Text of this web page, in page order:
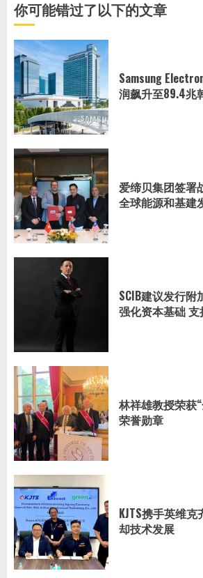
你可能错过了以下的文章
Samsung
润飙升至89.4兆
爱缔贝集团签署
全球能源和基建
SCIB建议发行附
强化资本基础
林祥雄教授荣获
荣誉勋章
KJTS携手英维
却技术发展